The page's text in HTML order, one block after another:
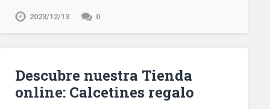
2023/12/13 0
Descubre nuestra Tienda
online: Calcetines regalo